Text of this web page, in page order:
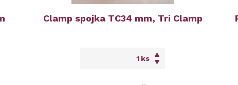
Clamp spojka TC34 mm, Tri Clamp
ks